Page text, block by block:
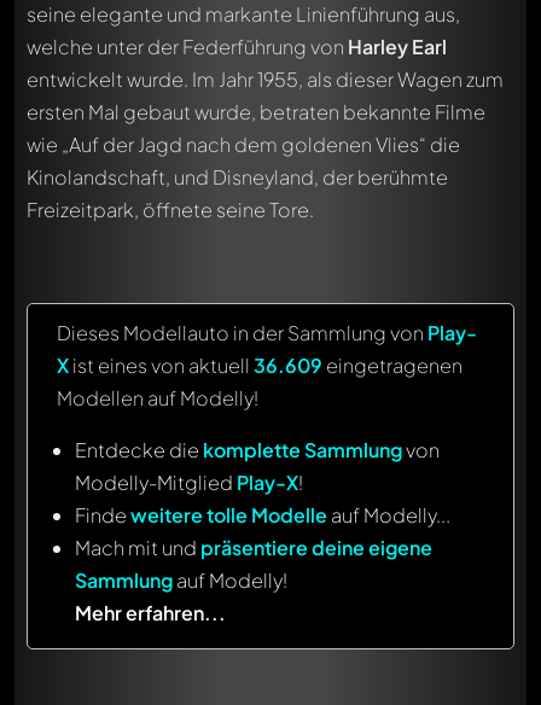
seine elegante und markante Linienführung aus,
welche unter der Federführung von Harley Earl
entwickelt wurde. Im Jahr 1955, als dieser Wagen zum
ersten Mal gebaut wurde, betraten bekannte Filme
wie „Auf der Jagd nach dem goldenen Vlies“ die
Kinolandschaft, und Disneyland, der berühmte
Freizeitpark, öffnete seine Tore.
Dieses Modellauto in der Sammlung von Play-
Xist eines von aktuell36.609 eingetragenen
Modellen auf Modelly!
Entdecke die komplette Sammlungvon
Modelly-Mitglied Play-X!
Findeweitere tolle Modelle auf Modelly...
Mach mit und präsentiere deine eigene
Sammlungauf Modelly!
Mehr erfahren...